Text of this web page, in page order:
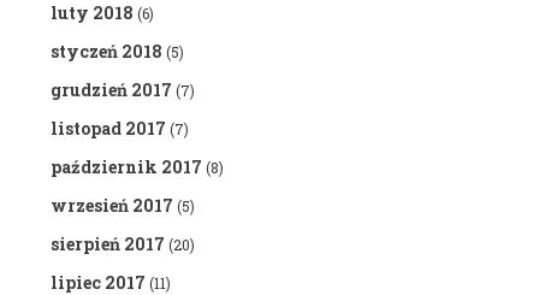
luty 2018 (6)
styczeń 2018 (5)
grudzień 2017 (7)
listopad 2017 (7)
październik 2017 (8)
wrzesień 2017 (5)
sierpień 2017 (20)
lipiec 2017 (11)